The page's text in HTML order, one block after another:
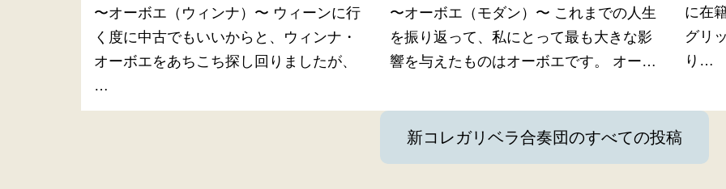
〜オーボエ（ウィンナ）〜 ウィーンに行
く度に中古でもいいからと、ウィンナ・
オーボエをあちこち探し回りましたが、
…
〜オーボエ（モダン）〜 これまでの人生
を振り返って、私にとって最も大きな影
響を与えたものはオーボエです。 オー…
に在
グリ
り…
新コレガリベラ合奏団のすべての投稿